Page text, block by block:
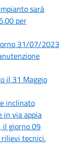
sarà
per
31/07/2023
il 31 Maggio
inclinato
in via appia
il giorno 09
tecnici.